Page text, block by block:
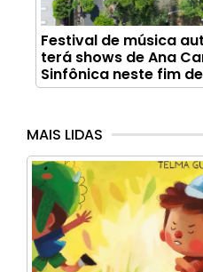
Festival de música
terá shows de Ana
Sinfônica neste fim
MAIS LIDAS